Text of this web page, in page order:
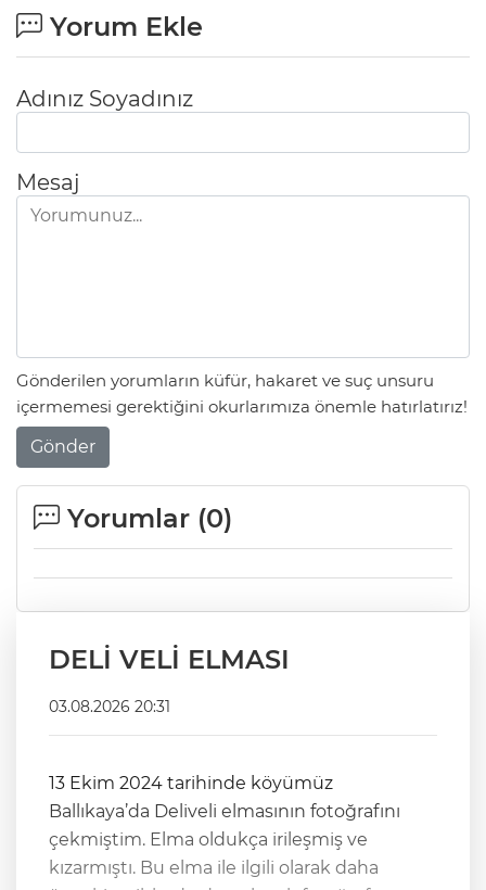
Yorum Ekle
Adınız Soyadınız
Mesaj
Gönderilen yorumların küfür, hakaret ve suç unsuru
içermemesi gerektiğini okurlarımıza önemle hatırlatırız!
Gönder
Yorumlar (0)
DELİ VELİ ELMASI
03.08.2026 20:31
13 Ekim 2024 tarihinde köyümüz
Ballıkaya’da Deliveli elmasının fotoğrafını
çekmiştim. Elma oldukça irileşmiş ve
kızarmıştı. Bu elma ile ilgili olarak daha